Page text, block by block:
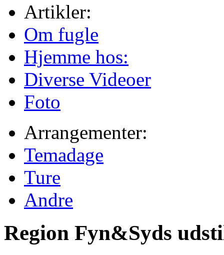
Artikler:
Om fugle
Hjemme hos:
Diverse Videoer
Foto
Arrangementer:
Temadage
Ture
Andre
Region Fyn&Syds